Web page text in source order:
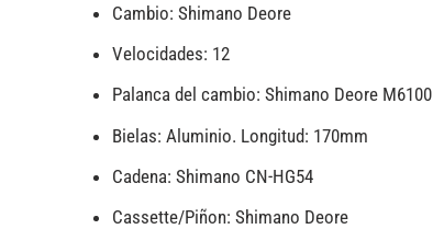
Cambio: Shimano Deore
Velocidades: 12
Palanca del cambio: Shimano Deore M6100
Bielas: Aluminio. Longitud: 170mm
Cadena: Shimano CN-HG54
Cassette/Piñon: Shimano Deore